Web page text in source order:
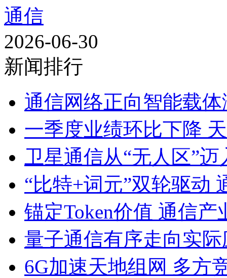
通信
2026-06-30
新闻排行
通信网络正向智能载体
一季度业绩环比下降
卫星通信从“无人区”
“比特+词元”双轮驱动
锚定Token价值 通信
量子通信有序走向实际
6G加速天地组网 多方